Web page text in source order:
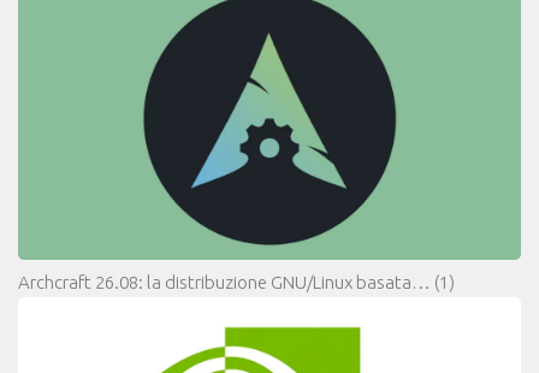
Archcraft 26.08: la distribuzione GNU/Linux basata… (1)